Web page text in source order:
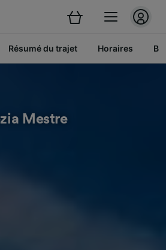
Résumé du trajet Horaires
Mestre